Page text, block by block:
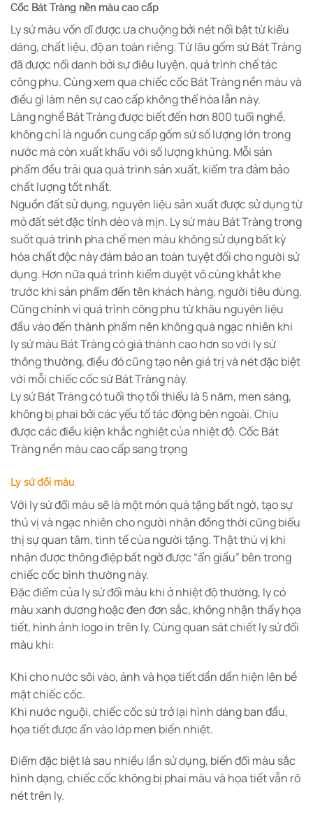
Cốc Bát Tràng nền màu cao cấp
Ly sứ màu vốn dĩ được ưa chuộng bởi nét nổi bật từ kiểu
dáng, chất liệu, độ an toàn riêng. Từ lâu gốm sứ Bát Tràng
đã được nổi danh bởi sự điêu luyện, quá trình chế tác
công phu. Cùng xem qua chiếc cốc Bát Tràng nền màu và
điều gì làm nên sự cao cấp không thể hòa lẫn này.
Làng nghề Bát Tràng được biết đến hơn 800 tuổi nghề,
không chỉ là nguồn cung cấp gốm sứ số lượng lớn trong
nước mà còn xuất khẩu với số lượng khủng. Mỗi sản
phẩm đều trải qua quá trình sản xuất, kiểm tra đảm bảo
chất lượng tốt nhất.
Nguồn đất sử dụng, nguyên liệu sản xuất được sử dụng từ
mỏ đất sét đặc tính dẻo và mịn. Ly sứ màu Bát Tràng trong
suốt quá trình pha chế men màu không sử dụng bất kỳ
hóa chất độc này đảm bảo an toàn tuyệt đối cho người sử
dụng. Hơn nữa quá trình kiểm duyệt vô cùng khắt khe
trước khi sản phẩm đến tên khách hàng, người tiêu dùng.
Cũng chính vì quá trình công phu từ khâu nguyên liệu
đầu vào đến thành phẩm nên không quá ngạc nhiên khi
ly sứ màu Bát Tràng có giá thành cao hơn so với ly sứ
thông thường, điều đó cũng tạo nên giá trị và nét đặc biệt
với mỗi chiếc cốc sứ Bát Tràng này.
Ly sứ Bát Tràng có tuổi thọ tối thiểu là 5 năm, men sáng,
không bị phai bởi các yếu tố tác động bên ngoài. Chịu
được các điều kiện khắc nghiệt của nhiệt độ. Cốc Bát
Tràng nền màu cao cấp sang trọng
Ly sứ đổi màu
Với ly sứ đổi màu sẽ là một món quà tặng bất ngờ, tạo sự
thú vị và ngạc nhiên cho người nhận đồng thời cũng biểu
thị sự quan tâm, tinh tế của người tặng. Thật thú vị khi
nhận được thông điệp bất ngờ được “ẩn giấu” bên trong
chiếc cốc bình thường này.
Đặc điểm của ly sứ đổi màu khi ở nhiệt độ thường, ly có
màu xanh dương hoặc đen đơn sắc, không nhận thấy họa
tiết, hình ảnh logo in trên ly. Cùng quan sát chiết ly sứ đổi
màu khi:
Khi cho nước sôi vào, ảnh và họa tiết dần dần hiện lên bề
mặt chiếc cốc.
Khi nước nguội, chiếc cốc sứ trở lại hình dáng ban đầu,
họa tiết được ẩn vào lớp men biến nhiệt.
Điểm đặc biệt là sau nhiều lần sử dụng, biến đổi màu sắc
hình dạng, chiếc cốc không bị phai màu và họa tiết vẫn rõ
nét trên ly.